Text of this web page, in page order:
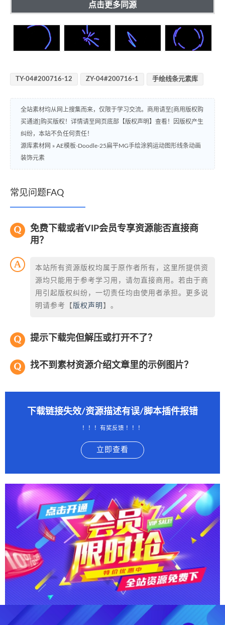
点击更多同源
TY-04#200716-12 ZY-04#200716-1 手绘线条元素库
全站素材均从网上搜集而来，仅限于学习交流。商用请至[商用版权购
买通道]购买版权！详情请至网页底部【版权声明】查看！因版权产生
纠纷，本站不负任何责任！
源库素材网 » AE模板-Doodle-25扁平MG手绘涂鸦运动图形线条动画
装饰元素
常见问题FAQ
免费下载或者VIP会员专享资源能否直接商
用？
本站所有资源版权均属于原作者所有，这里所提供资
源均只能用于参考学习用，请勿直接商用。若由于商
用引起版权纠纷，一切责任均由使用者承担。更多说
明请参考【 版权声明 】。
提示下载完但解压或打开不了？
找不到素材资源介绍文章里的示例图片？
下载链接失效/资源描述有误/脚本插件报错
！！！有奖反馈 ！！！
立即查看